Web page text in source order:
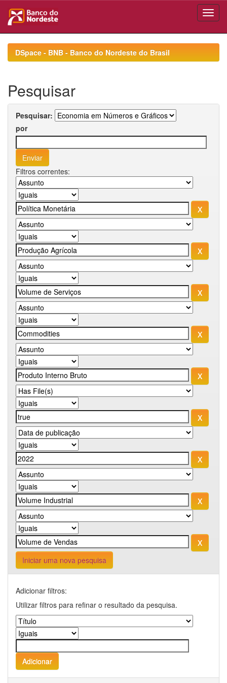
navigationDSpace - BNB - Banco do Nordeste do Brasil
Pesquisar
Pesquisar:
por
Filtros correntes:
Iniciar uma nova pesquisa
Adicionar filtros:
Utilizar filtros para refinar o resultado da pesquisa.